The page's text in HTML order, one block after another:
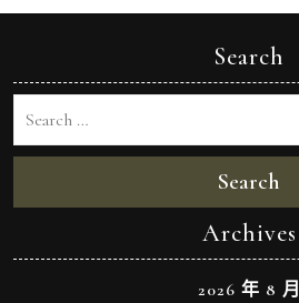
Search
Search
Archives
2026 年 8 月